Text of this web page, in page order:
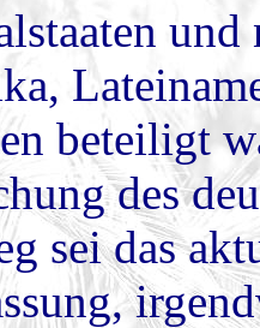
beteiligt
des
sei das